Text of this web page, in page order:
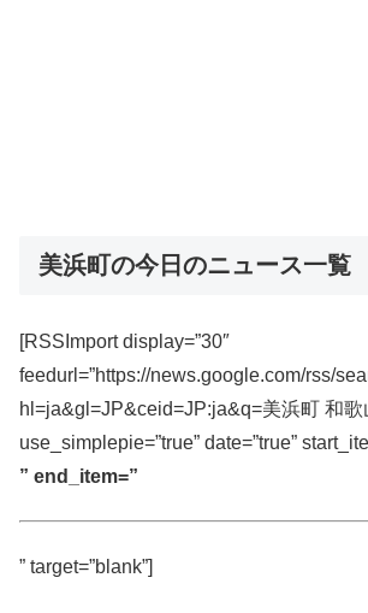
美浜町の今日のニュース一覧
[RSSImport display=”30″
feedurl=”https://news.google.com/rss/
hl=ja&gl=JP&ceid=JP:ja&q=美浜町 和歌
use_simplepie=”true” date=”true”
” end_item=”
” target=”blank”]